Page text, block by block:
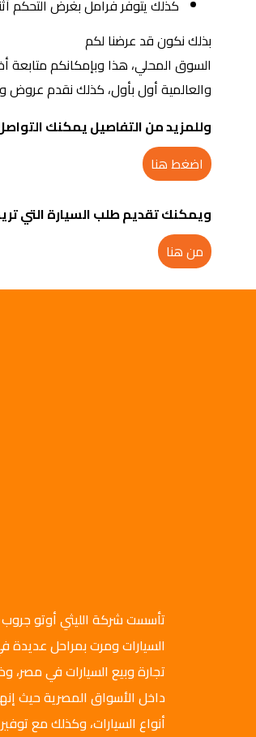
كذلك يتوفر فرامل بغرض التحكم
بذلك نكون قد عرضنا لكم
السوق المحلي، هذا وبإمكانكم متابعة
والعالمية أول بأول، كذلك نقدم
وللمزيد من التفاصيل يمكنك
اضغط هنا
ويمكنك تقديم طلب السيارة التي
من هنا
السيارات ومرت بمراحل عديدة
تجارة وبيع السيارات في
داخل الأسواق المصرية حيث
أنواع السيارات، وكذلك مع